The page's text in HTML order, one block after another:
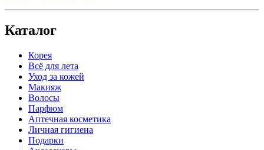
Каталог
Корея
Всё для лета
Уход за кожей
Макияж
Волосы
Парфюм
Аптечная косметика
Личная гигиена
Подарки